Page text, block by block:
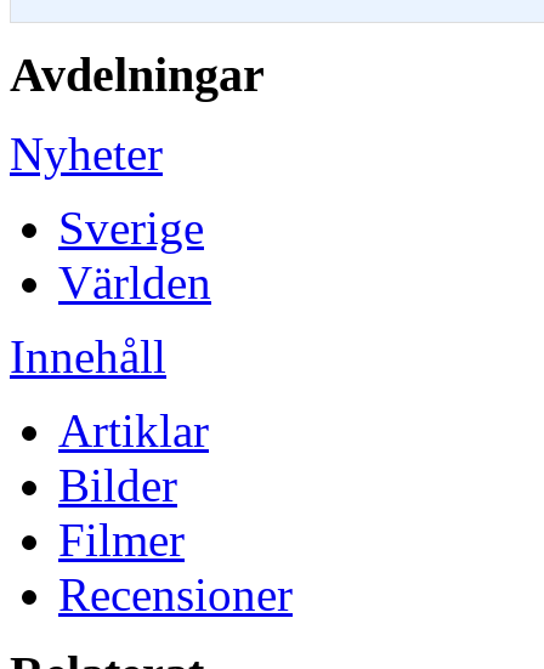
Avdelningar
Nyheter
Sverige
Världen
Innehåll
Artiklar
Bilder
Filmer
Recensioner